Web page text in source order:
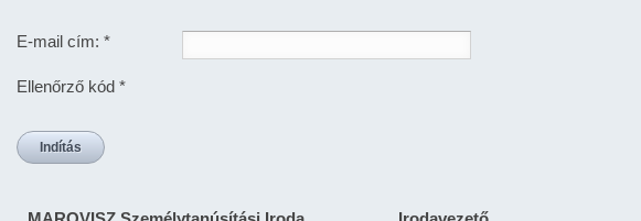
E-mail cím: *
Ellenőrző kód *
Indítás